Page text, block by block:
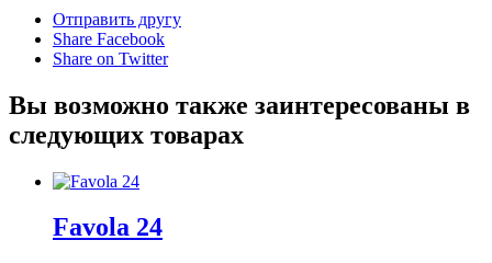
Отправить другу
Share Facebook
Share on Twitter
Вы возможно также заинтересованы в
следующих товарах
Favola 24